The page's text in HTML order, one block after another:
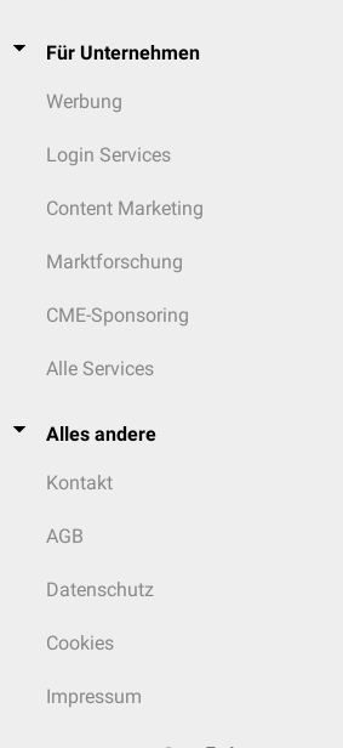
Für Unternehmen
Werbung
Login Services
Content Marketing
Marktforschung
CME-Sponsoring
Alle Services
Alles andere
Kontakt
AGB
Datenschutz
Cookies
Impressum